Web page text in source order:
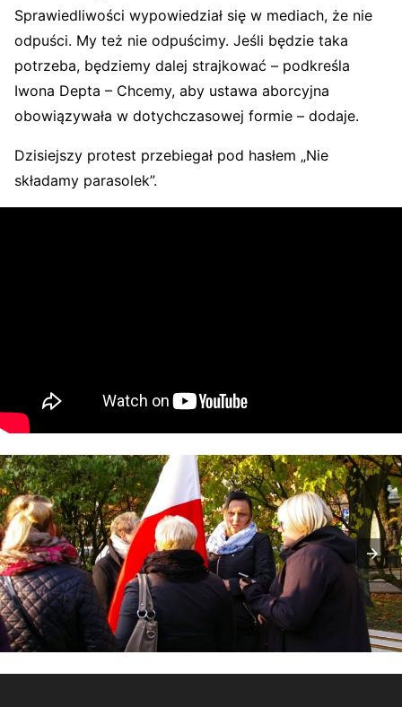
Sprawiedliwości wypowiedział się w mediach, że nie
odpuści. My też nie odpuścimy. Jeśli będzie taka
potrzeba, będziemy dalej strajkować – podkreśla
Iwona Depta – Chcemy, aby ustawa aborcyjna
obowiązywała w dotychczasowej formie – dodaje.
Dzisiejszy protest przebiegał pod hasłem „Nie
składamy parasolek”.